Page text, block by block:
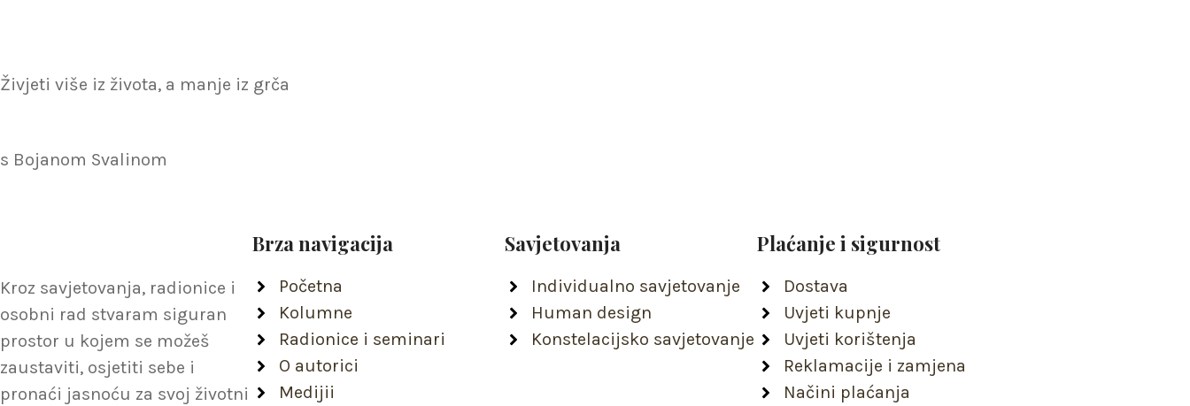
Živjeti više iz života, a manje iz grča
s Bojanom Svalinom
Kroz savjetovanja, radionice i
osobni rad stvaram siguran
prostor u kojem se možeš
zaustaviti, osjetiti sebe i
pronaći jasnoću za svoj životni
Brza navigacija
Početna
Kolumne
Radionice i seminari
O autorici
Medijii
Savjetovanja
Individualno savjetovanje
Human design
Konstelacijsko savjetovanje
Plaćanje i sigurnost
Dostava
Uvjeti kupnje
Uvjeti korištenja
Reklamacije i zamjena
Načini plaćanja